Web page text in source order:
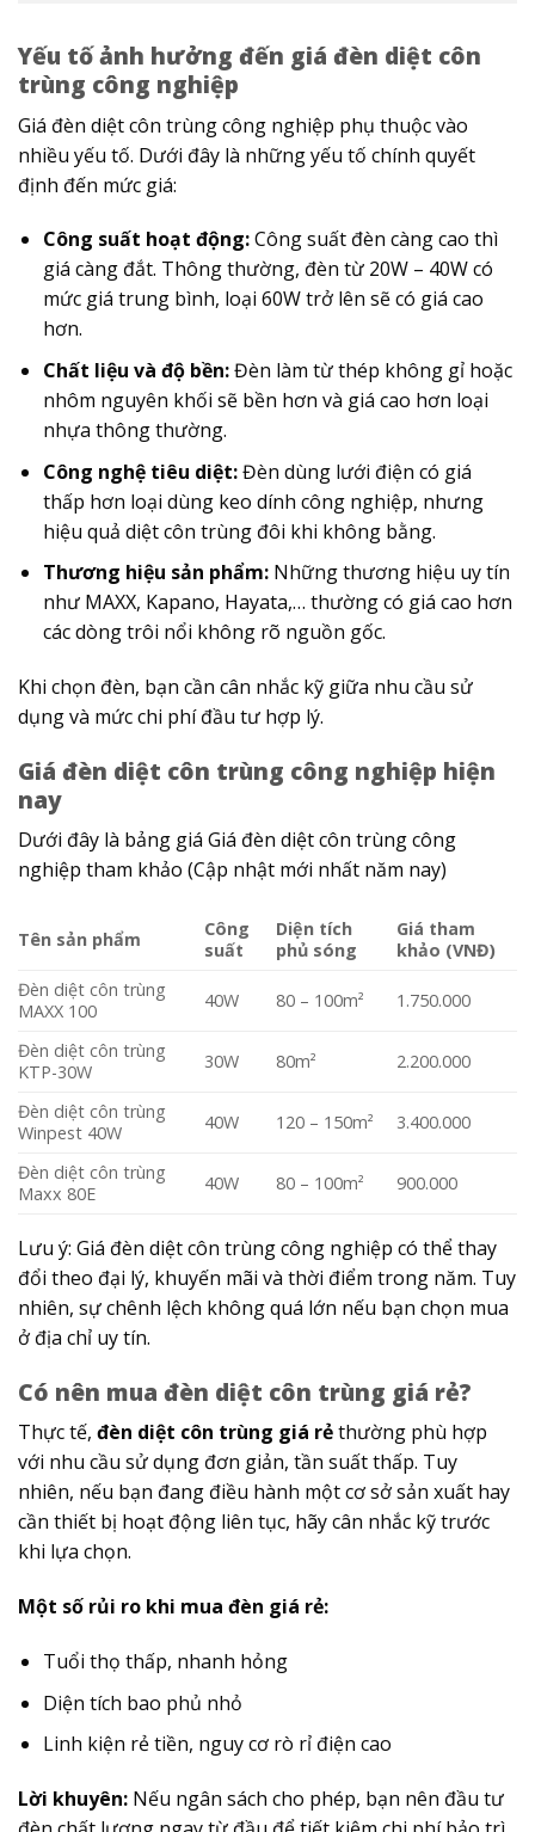
Yếu tố ảnh hưởng đến giá đèn diệt côn
trùng công nghiệp
Giá đèn diệt côn trùng công nghiệp phụ thuộc vào
nhiều yếu tố. Dưới đây là những yếu tố chính quyết
định đến mức giá:
Công suất hoạt động:Công suất đèn càng cao thì
giá càng đắt. Thông thường, đèn từ 20W – 40W có
mức giá trung bình, loại 60W trở lên sẽ có giá cao
hơn.
Chất liệu và độ bền:Đèn làm từ thép không gỉ hoặc
nhôm nguyên khối sẽ bền hơn và giá cao hơn loại
nhựa thông thường.
Công nghệ tiêu diệt:Đèn dùng lưới điện có giá
thấp hơn loại dùng keo dính công nghiệp, nhưng
hiệu quả diệt côn trùng đôi khi không bằng.
Thương hiệu sản phẩm:Những thương hiệu uy tín
như MAXX, Kapano, Hayata,… thường có giá cao hơn
các dòng trôi nổi không rõ nguồn gốc.
Khi chọn đèn, bạn cần cân nhắc kỹ giữa nhu cầu sử
dụng và mức chi phí đầu tư hợp lý.
Giá đèn diệt côn trùng công nghiệp hiện
nay
Dưới đây là bảng giá Giá đèn diệt côn trùng công
nghiệp tham khảo (Cập nhật mới nhất năm nay)
Tên sản phẩm
Công
suất
Diện tích
phủ sóng
Giá tham
khảo (VNĐ)
Đèn diệt côn trùng
MAXX 100
40W 80 – 100m² 1.750.000
Đèn diệt côn trùng
KTP-30W
30W 80m² 2.200.000
Đèn diệt côn trùng
Winpest 40W
40W 120 – 150m² 3.400.000
Đèn diệt côn trùng
Maxx 80E
40W 80 – 100m² 900.000
Lưu ý: Giá đèn diệt côn trùng công nghiệp có thể thay
đổi theo đại lý, khuyến mãi và thời điểm trong năm. Tuy
nhiên, sự chênh lệch không quá lớn nếu bạn chọn mua
ở địa chỉ uy tín.
Có nên mua đèn diệt côn trùng giá rẻ?
Thực tế, đèn diệt côn trùng giá rẻthường phù hợp
với nhu cầu sử dụng đơn giản, tần suất thấp. Tuy
nhiên, nếu bạn đang điều hành một cơ sở sản xuất hay
cần thiết bị hoạt động liên tục, hãy cân nhắc kỹ trước
khi lựa chọn.
Một số rủi ro khi mua đèn giá rẻ:
Tuổi thọ thấp, nhanh hỏng
Diện tích bao phủ nhỏ
Linh kiện rẻ tiền, nguy cơ rò rỉ điện cao
Lời khuyên: Nếu ngân sách cho phép, bạn nên đầu tư